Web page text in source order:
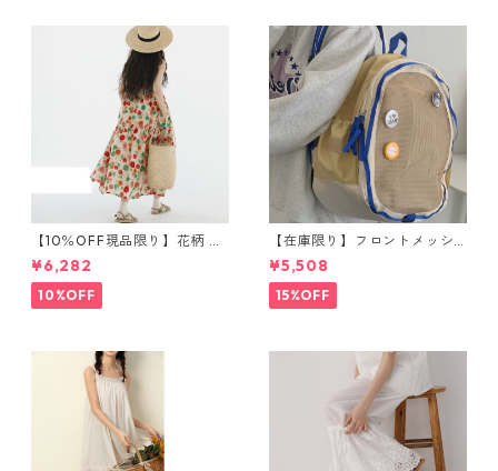
【10％OFF現品限り】花柄 ノ
ースリーブワンピース 1076
8
¥6,282
10%OFF
【在庫限り】フロントメッシ
ュ バックパック M 2col 11170
¥5,508
15%OFF